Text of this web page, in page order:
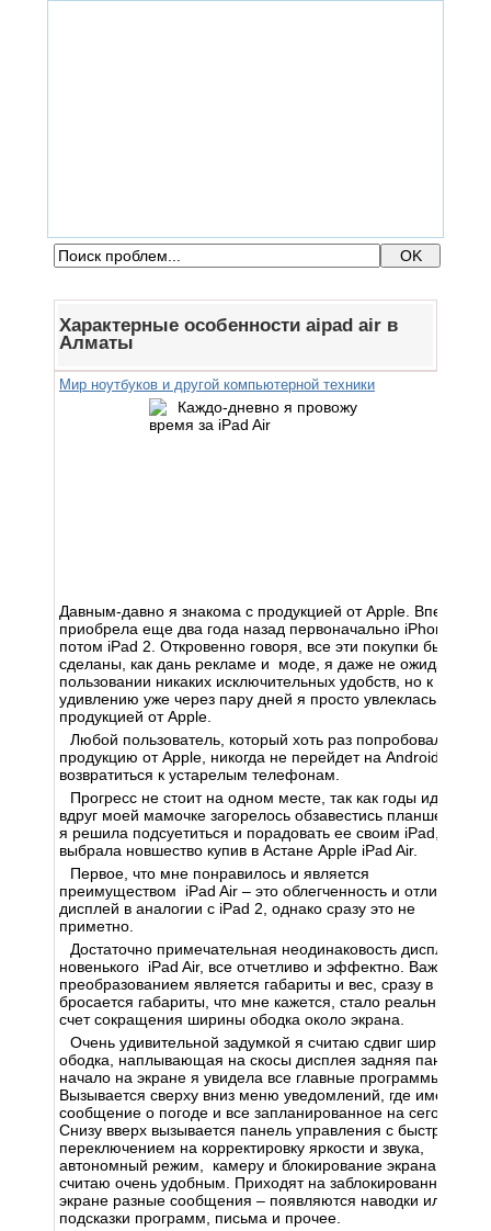
Характерные особенности aipad air в
Алматы
Мир ноутбуков и другой компьютерной техники
Давным-давно я знакома с продукцией от Apple. Впервые
приобрела еще два года назад первоначально iPhone 4, а
потом iPad 2. Откровенно говоря, все эти покупки были
сделаны, как дань рекламе и моде, я даже не ожидала в
пользовании никаких исключительных удобств, но к моему
удивлению уже через пару дней я просто увлеклась
продукцией от Apple.
Любой пользователь, который хоть раз попробовал
продукцию от Apple, никогда не перейдет на Android и не
возвратиться к устарелым телефонам.
Прогресс не стоит на одном месте, так как годы идут, и
вдруг моей мамочке загорелось обзавестись планшетом, и
я решила подсуетиться и порадовать ее своим iPad, а себе
выбрала новшество купив в Астане Apple iPad Air.
Первое, что мне понравилось и является
преимуществом iPad Air – это облегченность и отличный
дисплей в аналогии с iPad 2, однако сразу это не
приметно.
Достаточно примечательная неодинаковость дисплея
новенького iPad Air, все отчетливо и эффектно. Важным
преобразованием является габариты и вес, сразу в глаза
бросается габариты, что мне кажется, стало реальным за
счет сокращения ширины ободка около экрана.
Очень удивительной задумкой я считаю сдвиг ширины
ободка, наплывающая на скосы дисплея задняя панель. С
начало на экране я увидела все главные программы.
Вызывается сверху вниз меню уведомлений, где имеется
сообщение о погоде и все запланированное на сегодня.
Снизу вверх вызывается панель управления с быстрым
переключением на корректировку яркости и звука,
автономный режим, камеру и блокирование экрана, что
считаю очень удобным. Приходят на заблокированном
экране разные сообщения – появляются наводки или
подсказки программ, письма и прочее.